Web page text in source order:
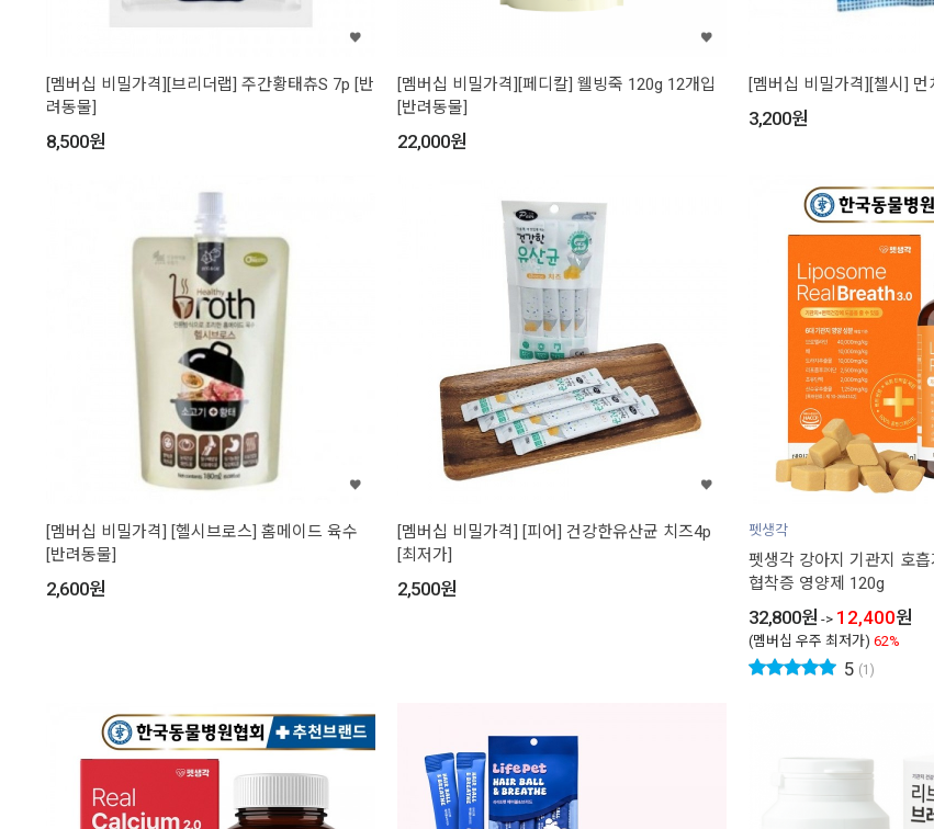
[멤버십 비밀가격][브리더랩] 주간황태츄S 7p [반
려동물]
8,500원
[멤버십 비밀가격][페디칼] 웰빙죽 120g 12개입
[반려동물]
22,000원
[멤버십 비밀가격][첼시] 먼
3,200원
[멤버십 비밀가격] [헬시브로스] 홈메이드 육수
[반려동물]
2,600원
[멤버십 비밀가격] [피어] 건강한유산균 치즈4p
[최저가]
2,500원
펫생각
펫생각 강아지 기관지 호
협착증 영양제 120g
32,800원 -> 12,400원
(멤버십 우주 최저가) 62%
5 (1)